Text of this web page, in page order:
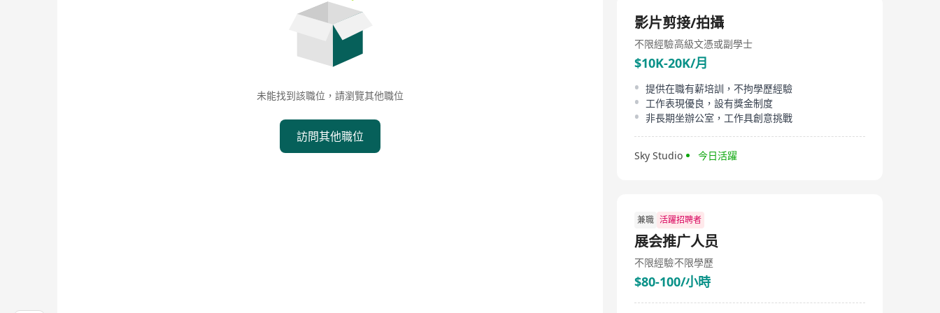
未能找到該職位，請瀏覽其他職位
訪問其他職位
影片剪接/拍攝
不限經驗高級文憑或副學士
$10K-20K/月
提供在職有薪培訓，不拘學歷經驗
工作表現優良，設有獎金制度
非長期坐辦公室，工作具創意挑戰
Sky Studio 今日活躍
兼職 活躍招聘者
展会推广人员
不限經驗不限學歷
$80-100/小時